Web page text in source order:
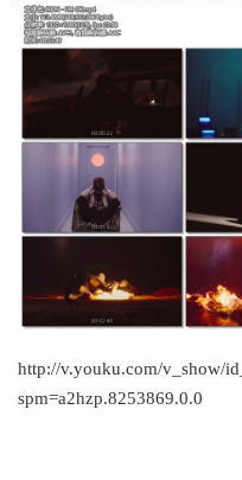
http://v.youku.com/v_show/
spm=a2hzp.8253869.0.0